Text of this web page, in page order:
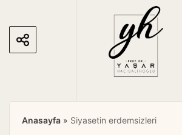
Anasayfa » Siyasetin erdemsizleri